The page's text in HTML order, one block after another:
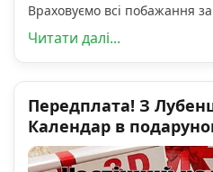
Враховуємо всі побажання
Читати далі...
Передплата! З
Календар в